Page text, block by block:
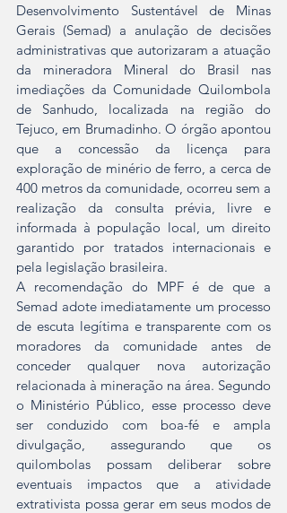
Desenvolvimento Sustentável de Minas
Gerais (Semad) a anulação de decisões
administrativas que autorizaram a atuação
da mineradora Mineral do Brasil nas
imediações da Comunidade Quilombola
de Sanhudo, localizada na região do
Tejuco, em Brumadinho. O órgão apontou
que a concessão da licença para
exploração de minério de ferro, a cerca de
400 metros da comunidade, ocorreu sem a
realização da consulta prévia, livre e
informada à população local, um direito
garantido por tratados internacionais e
pela legislação brasileira.
A recomendação do MPF é de que a
Semad adote imediatamente um processo
de escuta legítima e transparente com os
moradores da comunidade antes de
conceder qualquer nova autorização
relacionada à mineração na área. Segundo
o Ministério Público, esse processo deve
ser conduzido com boa-fé e ampla
divulgação, assegurando que os
quilombolas possam deliberar sobre
eventuais impactos que a atividade
extrativista possa gerar em seus modos de